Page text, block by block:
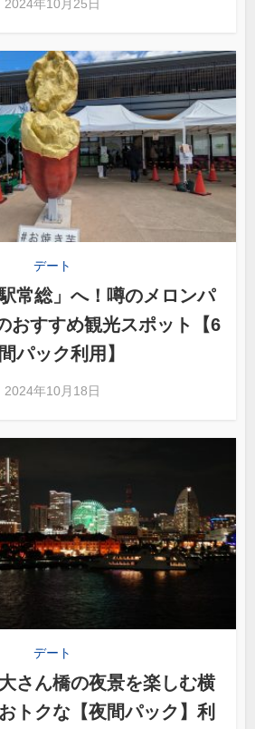
2024年10月25日
デート
常総」へ！噂のメロンパ
おすすめ観光スポット【6
パック利用】
2024年10月18日
デート
さん橋の夜景を楽しむ横
トクな【夜間パック】利